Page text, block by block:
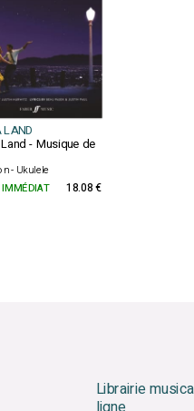
- Musique de
- Ukulele
IMMÉDIAT 18.08 €
Librairie